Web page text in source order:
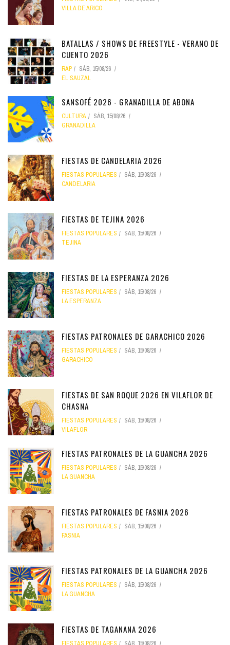
VILLA DE ARICO
BATALLAS / SHOWS DE FREESTYLE - VERANO DE
CUENTO 2026
RAP
SÁB, 15/08/26
EL SAUZAL
SANSOFÉ 2026 - GRANADILLA DE ABONA
CULTURA
SÁB, 15/08/26
GRANADILLA
FIESTAS DE CANDELARIA 2026
FIESTAS POPULARES
SÁB, 15/08/26
CANDELARIA
FIESTAS DE TEJINA 2026
FIESTAS POPULARES
SÁB, 15/08/26
TEJINA
FIESTAS DE LA ESPERANZA 2026
FIESTAS POPULARES
SÁB, 15/08/26
LA ESPERANZA
FIESTAS PATRONALES DE GARACHICO 2026
FIESTAS POPULARES
SÁB, 15/08/26
GARACHICO
FIESTAS DE SAN ROQUE 2026 EN VILAFLOR DE
CHASNA
FIESTAS POPULARES
SÁB, 15/08/26
VILAFLOR
FIESTAS PATRONALES DE LA GUANCHA 2026
FIESTAS POPULARES
SÁB, 15/08/26
LA GUANCHA
FIESTAS PATRONALES DE FASNIA 2026
FIESTAS POPULARES
SÁB, 15/08/26
FASNIA
FIESTAS PATRONALES DE LA GUANCHA 2026
FIESTAS POPULARES
SÁB, 15/08/26
LA GUANCHA
FIESTAS DE TAGANANA 2026
FIESTAS POPULARES
SÁB, 15/08/26